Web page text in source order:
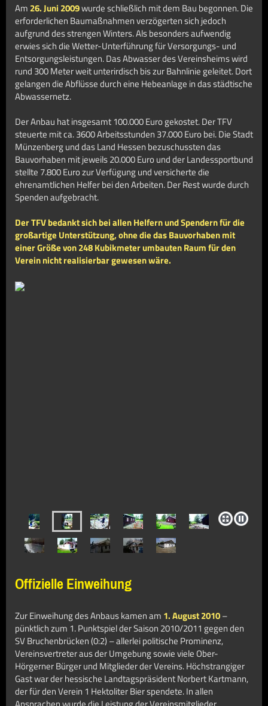
Am 26. Juni 2009wurde schließlich mit dem Bau begonnen. Die
erforderlichen Baumaßnahmen verzögerten sich jedoch
aufgrund des strengen Winters. Als besonders aufwendig
erwies sich die Wetter-Unterführung für Versorgungs- und
Entsorgungsleistungen. Das Abwasser des Vereinsheims wird
rund 300 Meter weit unterirdisch bis zur Bahnlinie geleitet. Dort
gelangen die Abflüsse durch eine Hebeanlage in das städtische
Abwassernetz.
Der Anbau hat insgesamt 100.000 Euro gekostet. Der TFV
steuerte mit ca. 3600 Arbeitsstunden 37.000 Euro bei. Die Stadt
Münzenberg und das Land Hessen bezuschussten das
Bauvorhaben mit jeweils 20.000 Euro und der Landessportbund
stellte 7.800 Euro zur Verfügung und versicherte die
ehrenamtlichen Helfer bei den Arbeiten. Der Rest wurde durch
Spenden aufgebracht.
Der TFV bedankt sich bei allen Helfern und Spendern für die
großartige Unterstützung, ohne die das Bauvorhaben mit
einer Größe von 248 Kubikmeter umbauten Raum für den
Verein nicht realisierbar gewesen wäre.
Offizielle Einweihung
Zur Einweihung des Anbaus kamen am 1. August 2010–
pünktlich zum 1. Punktspiel der Saison 2010/2011 gegen den
SV Bruchenbrücken (0:2) – allerlei politische Prominenz,
Vereinsvertreter aus der Umgebung sowie viele Ober-
Hörgerner Bürger und Mitglieder der Vereins. Höchstrangiger
Gast war der hessische Landtagspräsident Norbert Kartmann,
der für den Verein 1 Hektoliter Bier spendete. In allen